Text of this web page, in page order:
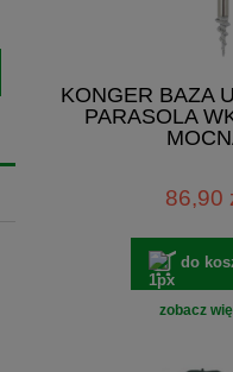
KONGER BAZA
PARASOLA
86,90
do
zobacz